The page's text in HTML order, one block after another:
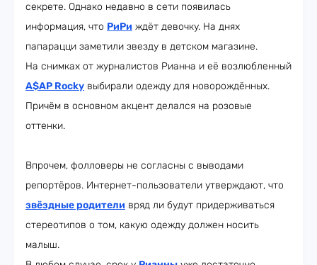
секрете. Однако недавно в сети появилась
информация, что РиРи ждёт девочку. На днях
папарацци заметили звезду в детском магазине.
На снимках от журналистов Рианна и её возлюбленный
A$AP Rocky выбирали одежду для новорождённых.
Причём в основном акцент делался на розовые
оттенки.
Впрочем, фолловеры не согласны с выводами
репортёров. Интернет-пользователи утверждают, что
звёздные родители вряд ли будут придерживаться
стереотипов о том, какую одежду должен носить
малыш.